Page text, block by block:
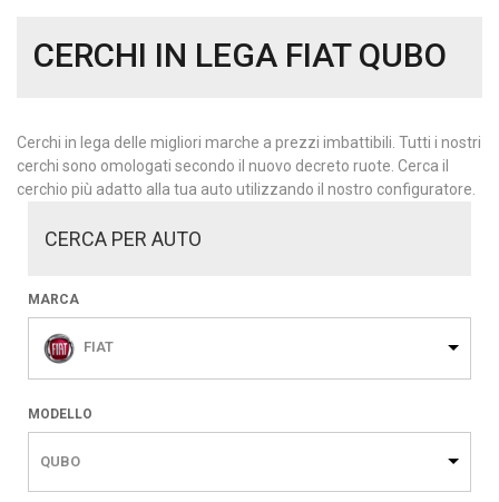
CERCHI IN LEGA FIAT QUBO
Cerchi in lega delle migliori marche a prezzi imbattibili. Tutti i nostri
cerchi sono omologati secondo il nuovo decreto ruote. Cerca il
cerchio più adatto alla tua auto utilizzando il nostro configuratore.
CERCA PER AUTO
MARCA
FIAT
MODELLO
QUBO